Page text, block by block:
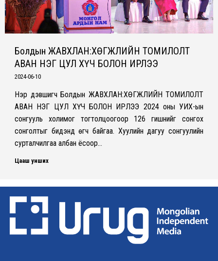
Болдын ЖАВХЛАН:ХӨГЖЛИЙН ТОМИЛОЛТ
АВАН НЭГ ЦУЛ ХҮЧ БОЛОН ИРЛЭЭ
2024-06-10
Нэр дэвшигч Болдын ЖАВХЛАН:ХӨГЖЛИЙН ТОМИЛОЛТ
АВАН НЭГ ЦУЛ ХҮЧ БОЛОН ИРЛЭЭ 2024 оны УИХ-ын
сонгууль холимог тогтолцоогоор 126 гишүүнийг сонгох
сонголтыг бидэнд өгч байгаа. Хуулийн дагуу сонгуулийн
сурталчилгаа албан ёсоор…
Цааш унших